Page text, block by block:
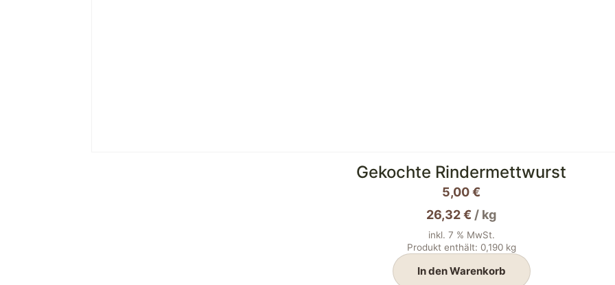
Gekochte Rindermettwurst
5,00€
26,32€ / kg
inkl. 7 % MwSt.
Produkt enthält: 0,190 kg
In den Warenkorb